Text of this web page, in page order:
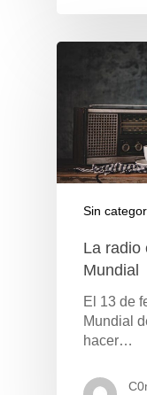
Pulse Enter
Sin
La radio
Mundial
El 13 de
Mundial
hacer…